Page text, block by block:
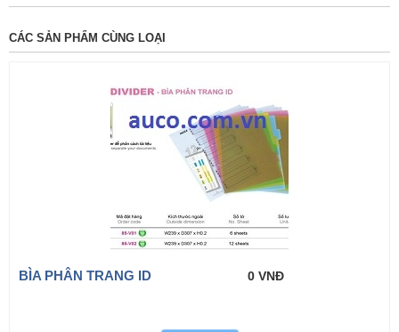
CÁC SẢN PHẨM CÙNG LOẠI
BÌA PHÂN TRANG ID 0 VNĐ